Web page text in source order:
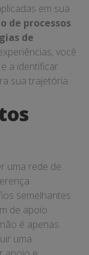
em sua
de processos
de
você
a identificar
sua trajetória.
uma rede de
semelhantes
de apoio
é apenas
uma